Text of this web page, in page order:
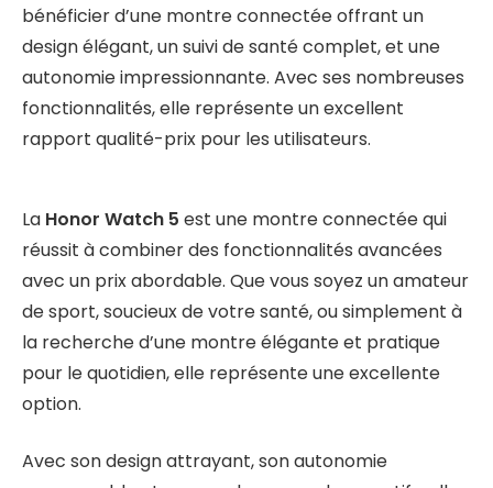
bénéficier d’une montre connectée offrant un
design élégant, un suivi de santé complet, et une
autonomie impressionnante. Avec ses nombreuses
fonctionnalités, elle représente un excellent
rapport qualité-prix pour les utilisateurs.
La Honor Watch 5 est une montre connectée qui
réussit à combiner des fonctionnalités avancées
avec un prix abordable. Que vous soyez un amateur
de sport, soucieux de votre santé, ou simplement à
la recherche d’une montre élégante et pratique
pour le quotidien, elle représente une excellente
option.
Avec son design attrayant, son autonomie